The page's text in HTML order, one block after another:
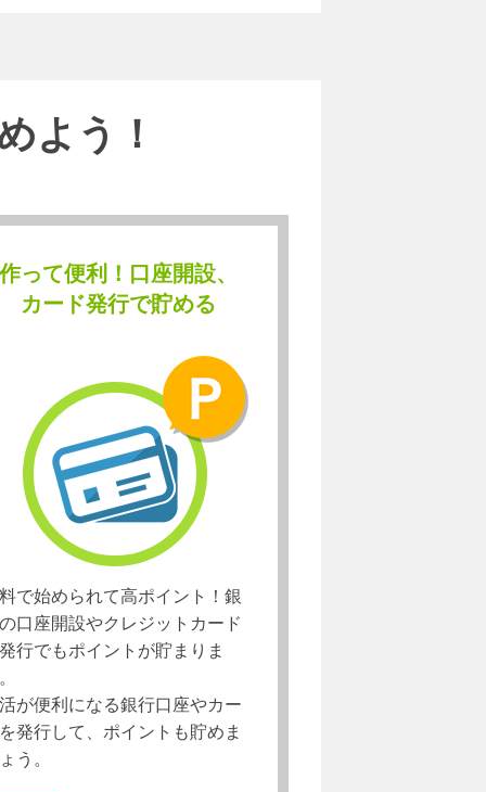
よう！
作って便利！口座開設、
カード発行で貯める
で始められて高ポイント！銀
口座開設やクレジットカード
行でもポイントが貯まりま
が便利になる銀行口座やカー
発行して、ポイントも貯めま
う。